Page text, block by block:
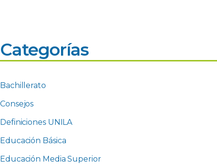
Categorías
Bachillerato
Consejos
Definiciones UNILA
Educación Básica
Educación Media Superior